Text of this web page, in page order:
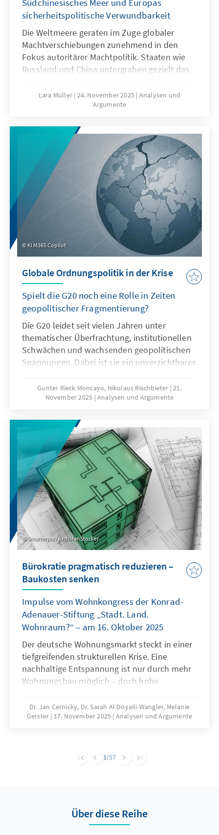
Südchinesisches Meer und Europas
sicherheitspolitische Verwundbarkeit
Die Weltmeere geraten im Zuge globaler
Machtverschiebungen zunehmend in den
Fokus autoritärer Machtpolitik. Staaten wie
Russland und China untergraben gezielt das
formen – eine Praxis, die als „Lawfare“
bekannt ist. In der Ostsee zeigen
Südchinesischen Meer demonstriert China,
wie Recht zur Machtfrage wird. Beide Fälle
verdeutlichen: Wo das Seerecht unterwandert
wird, geraten Europas Sicherheit,
Handlungsfähigkeit und die regelbasierte
Ordnung ins Wanken.
Lara Müller 24. November 2025 Analysen und
Argumente
KI M365 Copilot
Globale Ordnungspolitik in der Krise
Spielt die G20 noch eine Rolle in Zeiten
geopolitischer Fragmentierung?
Die G20 leidet seit vielen Jahren unter
thematischer Überfrachtung, institutionellen
Schwächen und wachsenden geopolitischen
Spannungen. Dabei ist sie ein unverzichtbares
muss daher ihre Legitimität und Wirksamkeit
zurückgewinnen. Dies kann nur gelingen,
konzentriert, die Troika zu einer mehrjährigen
Planungsinstanz weiterentwickelt, die OECD
als Quasi-Sekretariat institutionell stärkt und
ihre Arbeitsweise stärker auf umsetzbare
Ergebnisse ausrichtet.
Gunter Rieck Moncayo, Nikolaus Rischbieter 21.
November 2025 Analysen und Argumente
Smarterpix / ArchManStocker
Bürokratie pragmatisch reduzieren –
Baukosten senken
Impulse vom Wohnkongress der Konrad-
Adenauer-Stiftung „Stadt. Land.
Wohnraum?“ – am 16. Oktober 2025
Der deutsche Wohnungsmarkt steckt in einer
tiefgreifenden strukturellen Krise. Eine
nachhaltige Entspannung ist nur durch mehr
Wohnungsbau möglich – doch hohe
Vorgaben bremsen die Bautätigkeit erheblich.
Zur Lösung des Problems bedarf es einer
Dr. Jan Cernicky, Dr. Sarah Al Doyaili-Wangler, Melanie
Gerster
17. November 2025 Analysen und Argumente
1/57
Über diese Reihe